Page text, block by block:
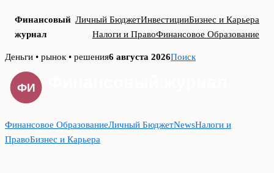
Финансовый
журнал
Личный БюджетИнвестицииБизнес и Карьера
Налоги и ПравоФинансовое Образование
Skip
content
Деньги • рынок • решения6 августа 2026Поиск
Финансовое ОбразованиеЛичный БюджетNewsНалоги и
ПравоБизнес и Карьера